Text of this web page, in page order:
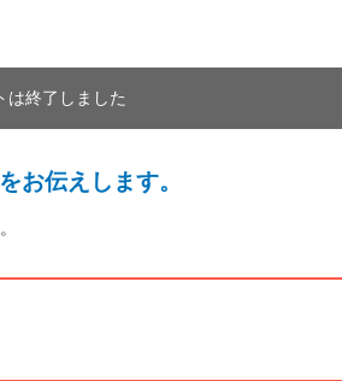
は終了しました
お伝えします。